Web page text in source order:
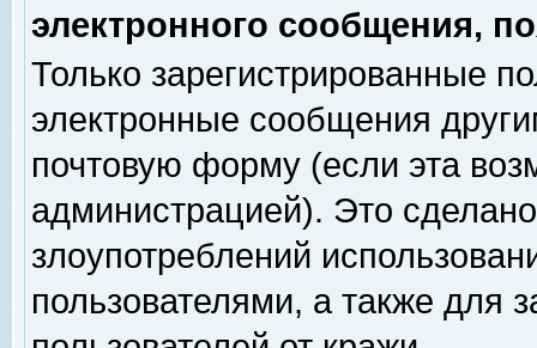
электронного сообщения,
Только зарегистрированные
электронные сообщения
почтовую форму (если эта
администрацией). Это
злоупотреблений
пользователями, а также для